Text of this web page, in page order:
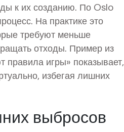
к их созданию. По Oslo
На практике это
требуют меньше
отходы. Пример из
правила игры» показывает,
избегая лишних
выбросов